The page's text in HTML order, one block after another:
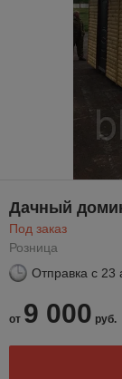
Дачный
Под заказ
Розница
Отправка с 23
от 9 000 руб.